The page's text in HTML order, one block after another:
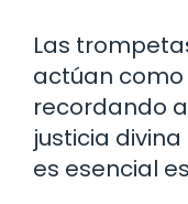
Las
actúan
recordando
justicia
es esencial